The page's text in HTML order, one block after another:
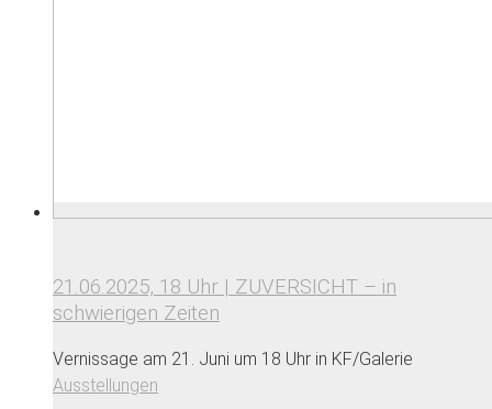
21.06.2025, 18 Uhr | ZUVERSICHT – in
schwierigen Zeiten
Vernissage am 21. Juni um 18 Uhr in KF/Galerie
Ausstellungen